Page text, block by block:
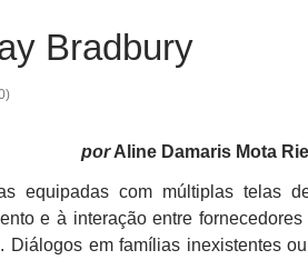
Bradbury
porAline Damaris Mota
equipadas com múltiplas telas
e à interação entre
Diálogos em famílias inexistentes